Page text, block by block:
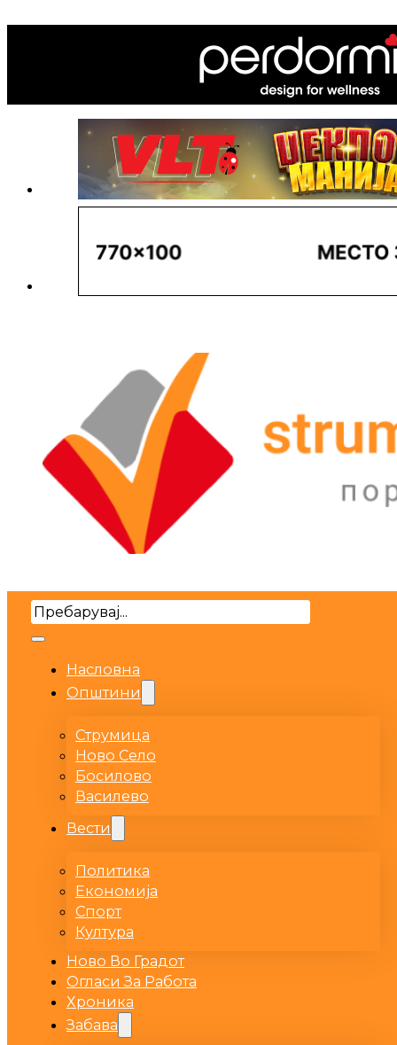
Search
Насловна
Општини
Струмица
Ново Село
Босилово
Василево
Вести
Политика
Економија
Спорт
Култура
Ново Во Градот
Огласи За Работа
Хроника
Забава